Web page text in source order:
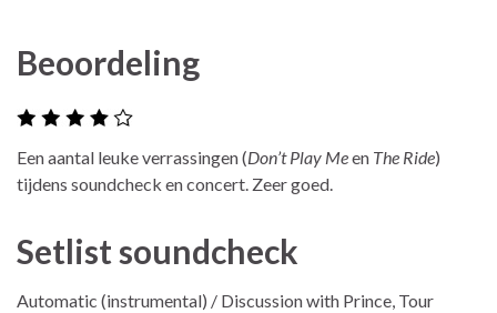
Beoordeling
Een aantal leuke verrassingen (Don’t Play Meen The Ride)
tijdens soundcheck en concert. Zeer goed.
Setlist soundcheck
Automatic (instrumental) / Discussion with Prince, Tour